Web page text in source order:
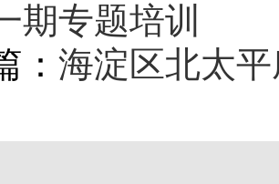
期专题培训
： 海淀区北太